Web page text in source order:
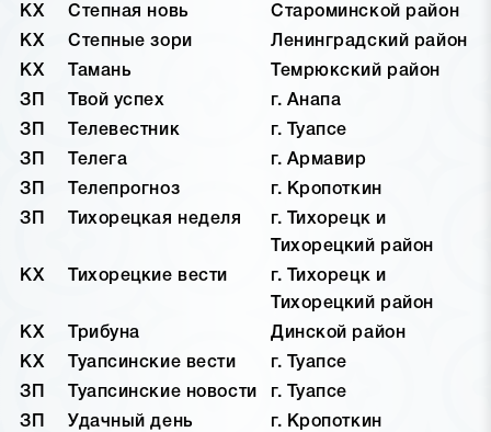
КХ Степная новь
Староминской район
КХ
Степные зори
Ленинградский район
КХ
Тамань
Темрюкский район
ЗП
Твой успех
г. Анапа
ЗП
Телевестник
г. Туапсе
ЗП
Телега
г. Армавир
ЗП
Телепрогноз
г. Кропоткин
ЗП
Тихорецкая неделя
г. Тихорецк и
Тихорецкий район
КХ
Тихорецкие вести
г. Тихорецк и
Тихорецкий район
КХ
Трибуна
Динской район
КХ
Туапсинские вести
г. Туапсе
ЗП
Туапсинские новости
г. Туапсе
ЗП
Удачный день
г. Кропоткин